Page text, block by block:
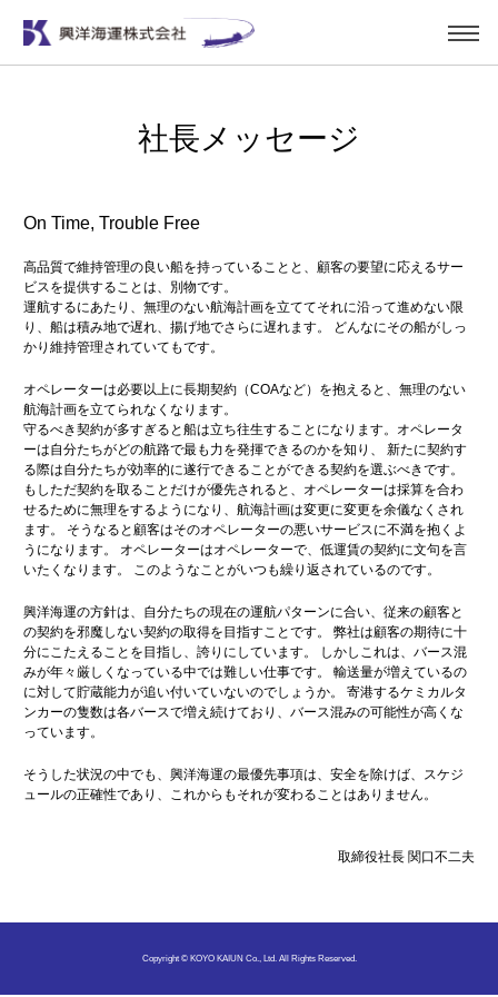
社長メッセージ
On Time, Trouble Free
高品質で維持管理の良い船を持っていることと、顧客の要望に応えるサー
ビスを提供することは、別物です。
運航するにあたり、無理のない航海計画を立ててそれに沿って進めない限
り、船は積み地で遅れ、揚げ地でさらに遅れます。 どんなにその船がしっ
かり維持管理されていてもです。
オペレーターは必要以上に長期契約（COAなど）を抱えると、無理のない
航海計画を立てられなくなります。
守るべき契約が多すぎると船は立ち往生することになります。オペレータ
ーは自分たちがどの航路で最も力を発揮できるのかを知り、 新たに契約す
る際は自分たちが効率的に遂行できることができる契約を選ぶべきです。
もしただ契約を取ることだけが優先されると、オペレーターは採算を合わ
せるために無理をするようになり、航海計画は変更に変更を余儀なくされ
ます。 そうなると顧客はそのオペレーターの悪いサービスに不満を抱くよ
うになります。 オペレーターはオペレーターで、低運賃の契約に文句を言
いたくなります。 このようなことがいつも繰り返されているのです。
興洋海運の方針は、自分たちの現在の運航パターンに合い、従来の顧客と
の契約を邪魔しない契約の取得を目指すことです。 弊社は顧客の期待に十
分にこたえることを目指し、誇りにしています。 しかしこれは、バース混
みが年々厳しくなっている中では難しい仕事です。 輸送量が増えているの
に対して貯蔵能力が追い付いていないのでしょうか。 寄港するケミカルタ
ンカーの隻数は各バースで増え続けており、バース混みの可能性が高くな
っています。
そうした状況の中でも、興洋海運の最優先事項は、安全を除けば、スケジ
ュールの正確性であり、これからもそれが変わることはありません。
取締役社長 関口不二夫
Copyright © KOYO KAIUN Co., Ltd. All Rights Reserved.